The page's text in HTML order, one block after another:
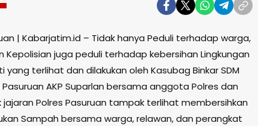
| Kabarjatim.id – Tidak hanya Peduli terhadap warga,
Kepolisian juga peduli terhadap kebersihan Lingkungan
yang terlihat dan dilakukan oleh Kasubag Binkar SDM
Pasuruan AKP Suparlan bersama anggota Polres dan
jajaran Polres Pasuruan tampak terlihat membersihkan
Sampah bersama warga, relawan, dan perangkat